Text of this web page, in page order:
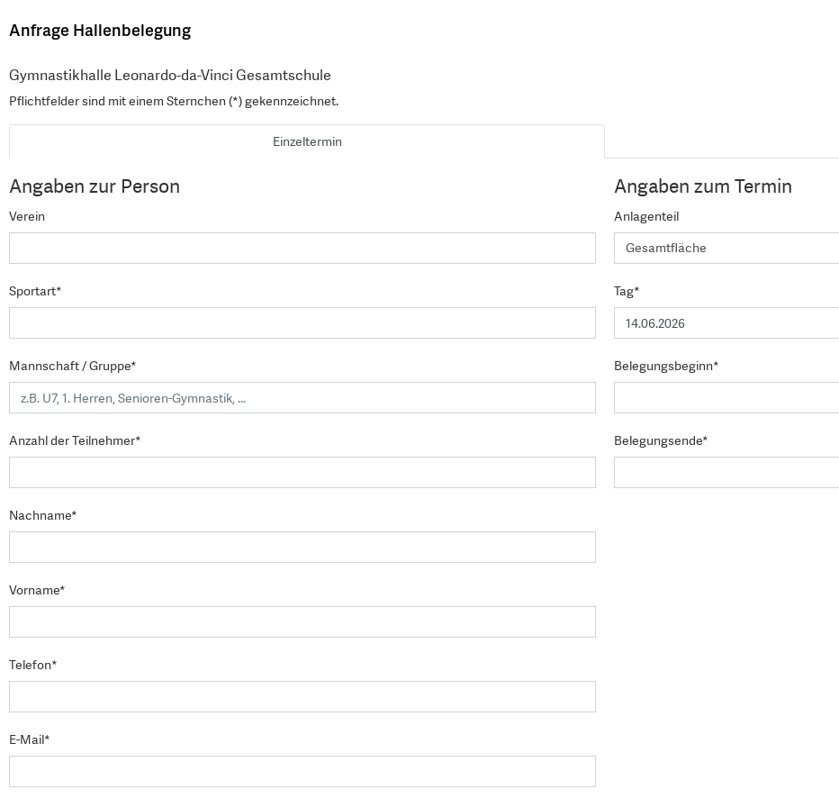
Anfrage Hallenbelegung
Gymnastikhalle Leonardo-da-Vinci Gesamtschule
Pflichtfelder sind mit einem Sternchen (*) gekennzeichnet.
Einzeltermin
Angaben zur Person
Verein
Sportart*
Mannschaft / Gruppe*
Anzahl der Teilnehmer*
Nachname*
Vorname*
Telefon*
E-Mail*
Angaben zum Termin
Anlagenteil
Tag*
Belegungsbeginn*
Belegungsende*